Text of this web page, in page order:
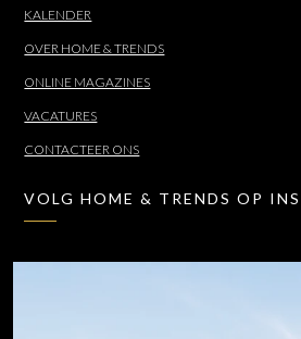
KALENDER
OVER HOME & TRENDS
ONLINE MAGAZINES
VACATURES
CONTACTEER ONS
VOLG HOME & TRENDS OP